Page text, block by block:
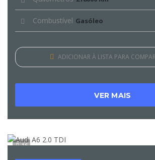
Combustível Gasóleo
ADICIONAR À LISTA PARA
VER MAIS
16